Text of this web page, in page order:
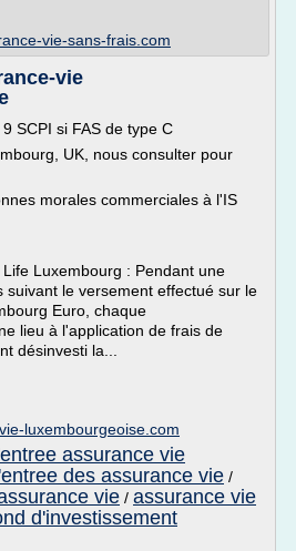
vie-sans-frais.com
vie
SCPI si FAS de type C
UK, nous consulter pour
morales commerciales à l'IS
Luxembourg : Pendant une
suivant le versement effectué sur le
Euro, chaque
lieu à l'application de frais de
désinvesti la...
luxembourgeoise.com
assurance vie
des assurance vie /
vie / assurance vie
d'investissement